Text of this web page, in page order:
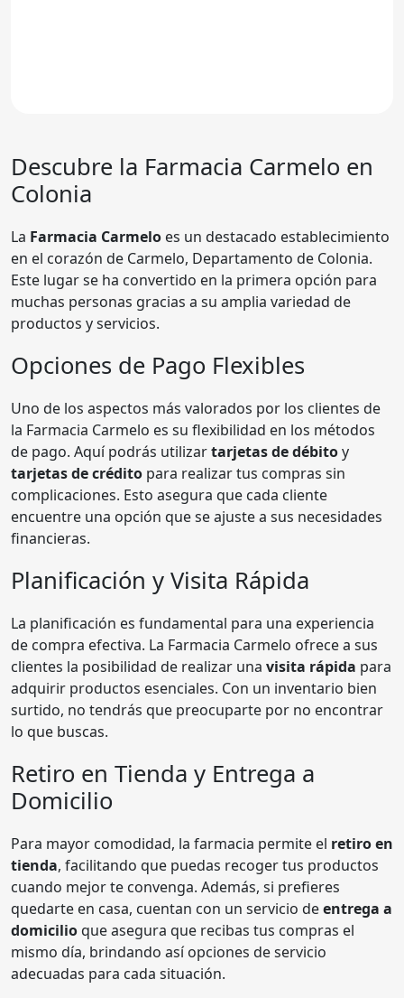
Descubre la Farmacia Carmelo en
Colonia
La Farmacia Carmelo es un destacado establecimiento
en el corazón de Carmelo, Departamento de Colonia.
Este lugar se ha convertido en la primera opción para
muchas personas gracias a su amplia variedad de
productos y servicios.
Opciones de Pago Flexibles
Uno de los aspectos más valorados por los clientes de
la Farmacia Carmelo es su flexibilidad en los métodos
de pago. Aquí podrás utilizartarjetas de débitoy
tarjetas de crédito para realizar tus compras sin
complicaciones. Esto asegura que cada cliente
encuentre una opción que se ajuste a sus necesidades
financieras.
Planificación y Visita Rápida
La planificación es fundamental para una experiencia
de compra efectiva. La Farmacia Carmelo ofrece a sus
clientes la posibilidad de realizar una visita rápida para
adquirir productos esenciales. Con un inventario bien
surtido, no tendrás que preocuparte por no encontrar
lo que buscas.
Retiro en Tienda y Entrega a
Domicilio
Para mayor comodidad, la farmacia permite el retiro en
tienda, facilitando que puedas recoger tus productos
cuando mejor te convenga. Además, si prefieres
quedarte en casa, cuentan con un servicio deentrega a
domicilioque asegura que recibas tus compras el
mismo día, brindando así opciones de servicio
adecuadas para cada situación.